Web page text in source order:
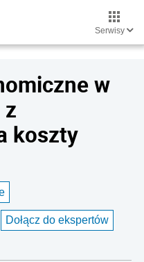
Serwisy
w
koszty
Dołącz do ekspertów